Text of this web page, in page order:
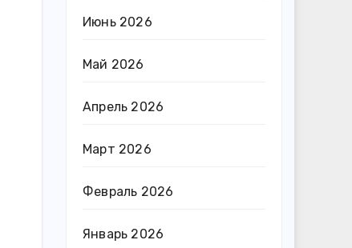
Июнь 2026
Май 2026
Апрель 2026
Март 2026
Февраль 2026
Январь 2026